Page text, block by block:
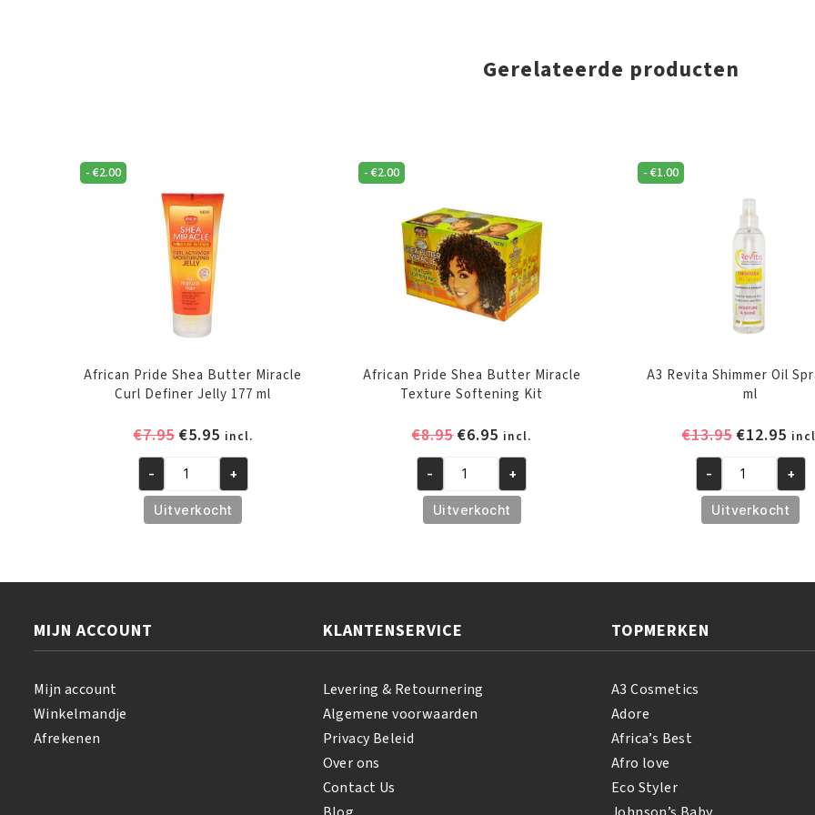
Gerelateerde producten
- €2.00
African Pride Shea Butter Miracle
Curl Definer Jelly 177 ml
€7.95 Oorspronkelijke
was:
€7.95.
€5.95Huidige
prijs
is:
€5.95.
incl.
African
Pride
Shea
Jelly
177
- +
Uitverkocht
-€2.00
African Pride Shea Butter Miracle
Texture Softening Kit
€8.95Oorspronkelijke
was:
€8.95.
€6.95 Huidige
prijs
is:
€6.95.
incl.
African
Pride
Shea
Kit
aantal
- +
Uitverkocht
- €1.00
A3 Revita Shimmer Oil
ml
€13.95
was:
€13.95.
€12.95
prijs
is:
A3
Revita
Shimmer
aantal
- +
Uitverkocht
MIJN ACCOUNT
Mijn account
Winkelmandje
Afrekenen
KLANTENSERVICE
Levering & Retournering
Algemene voorwaarden
Privacy Beleid
Over ons
Contact Us
TOPMERKEN
A3 Cosmetics
Adore
Africa’s Best
Afro love
Eco Styler